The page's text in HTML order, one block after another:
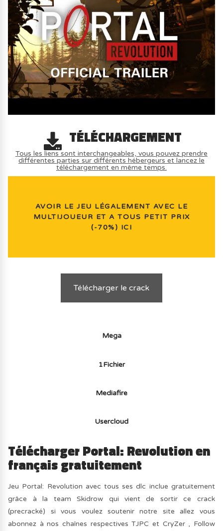
TÉLÉCHARGEMENT
Tous les liens sont interchangeables, vous pouvez prendre
différentes parties sur différents hébergeurs et lancez le
téléchargement en même temps.
AVOIR LE JEU LÉGALEMENT AVEC LE
MULTIJOUEUR ET A TOUS PETIT PRIX
(-70%) ICI
Télécharger le crack
Mega
1Fichier
Mediafire
Usercloud
Télécharger Portal: Revolution en
français gratuitement
Jeu Portal: Revolution avec tous ses dlc inclue gratuitement
grâce à la team Skidrow qui vient de sortir ce crack
(precracké) si vous voulez soutenir notre site allez vous
abonnez à nos chaînes respectives TJPC et CryZer , Follow